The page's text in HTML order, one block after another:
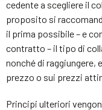
cedente a scegliere il
proposito si
il prima possibile – e
contratto – il tipo di
nonché di raggiungere,
prezzo o sui prezzi
Principi ulteriori